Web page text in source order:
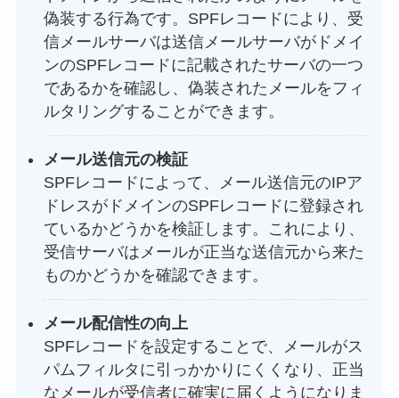
偽装する行為です。SPFレコードにより、受
信メールサーバは送信メールサーバがドメイ
ンのSPFレコードに記載されたサーバの一つ
であるかを確認し、偽装されたメールをフィ
ルタリングすることができます。
メール送信元の検証
SPFレコードによって、メール送信元のIPア
ドレスがドメインのSPFレコードに登録され
ているかどうかを検証します。これにより、
受信サーバはメールが正当な送信元から来た
ものかどうかを確認できます。
メール配信性の向上
SPFレコードを設定することで、メールがス
パムフィルタに引っかかりにくくなり、正当
なメールが受信者に確実に届くようになりま